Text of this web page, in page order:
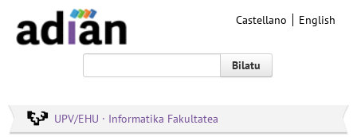
Castellano English
Bilatu
UPV/EHU · Informatika Fakultatea